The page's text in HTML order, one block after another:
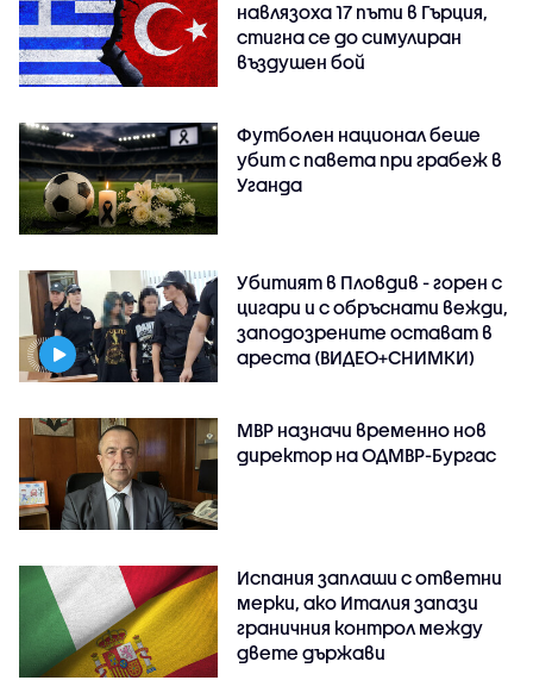
навлязоха 17 пъти в Гърция,
стигна се до симулиран
въздушен бой
Футболен национал беше
убит с павета при грабеж в
Уганда
Убитият в Пловдив - горен с
цигари и с обръснати вежди,
заподозрените остават в
ареста (ВИДЕО+СНИМКИ)
МВР назначи временно нов
директор на ОДМВР-Бургас
Испания заплаши с ответни
мерки, ако Италия запази
граничния контрол между
двете държави